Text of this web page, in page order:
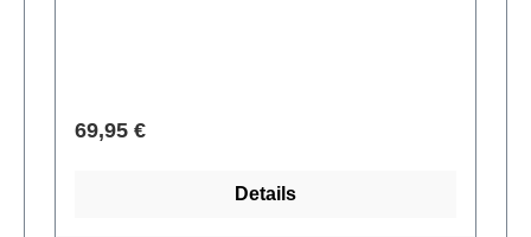
Verkaufspreis:
69,95 €
Details